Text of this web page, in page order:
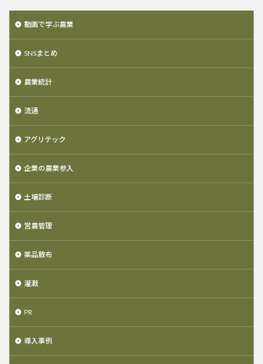
動画で学ぶ農業
SNSまとめ
農業統計
流通
アグリテック
企業の農業参入
土壌診断
営農管理
薬品散布
灌漑
PR
導入事例